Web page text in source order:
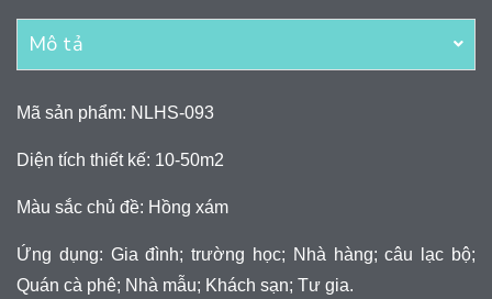
Mô tả
Mã sản phẩm: NLHS-093
Diện tích thiết kế: 10-50m2
Màu sắc chủ đề: Hồng xám
Ứng dụng: Gia đình; trường học; Nhà hàng; câu lạc bộ;
Quán cà phê; Nhà mẫu; Khách sạn; Tư gia.